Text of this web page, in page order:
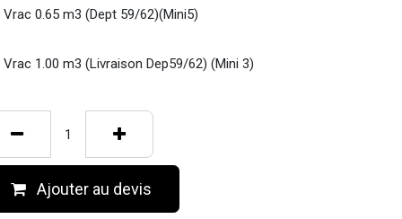
Vrac 0.65 m3 (Dept 59/62)(Mini5)
Vrac 1.00 m3 (Livraison Dep59/62) (Mini 3)
Ajouter au devis